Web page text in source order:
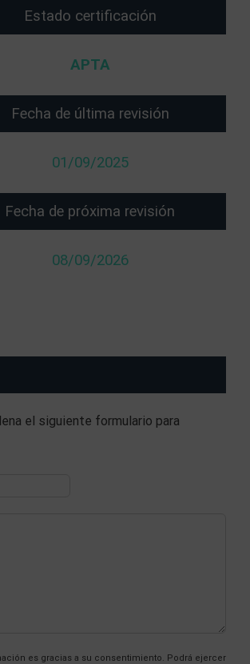
Estado certificación
APTA
Fecha de última revisión
01/09/2025
Fecha de próxima revisión
08/09/2026
el siguiente formulario para
es gracias a su consentimiento. Podrá ejercer